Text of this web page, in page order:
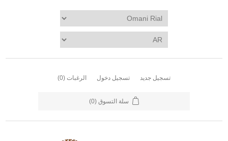
تسجيل جديد تسجيل دخول الرغبات (0)
سلة التسوق (0)